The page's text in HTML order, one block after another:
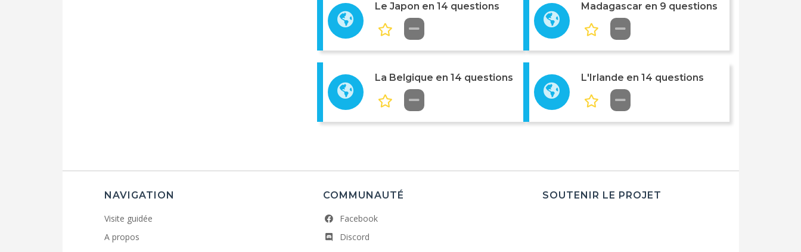
Le Japon en 14 questions Madagascar en 9 questions
La Belgique en 14 questions L'Irlande en 14 questions
NAVIGATION
Visite guidée
A propos
COMMUNAUTÉ
Facebook
Discord
SOUTENIR LE PROJET